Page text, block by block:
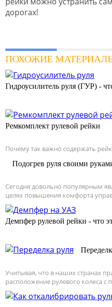
дорогах!
ПОХОЖИЕ
Гидроусилитель руля (ГУР) -
Ремкомплект рулевой рейки
Почему так важно содержать
Подогрев руля своими
Сегодня довольно популярным
целях повышения комфорта
Демпфер рулевой рейки - что
Учитывая, что в наших странах
расположение рулевого колеса с п